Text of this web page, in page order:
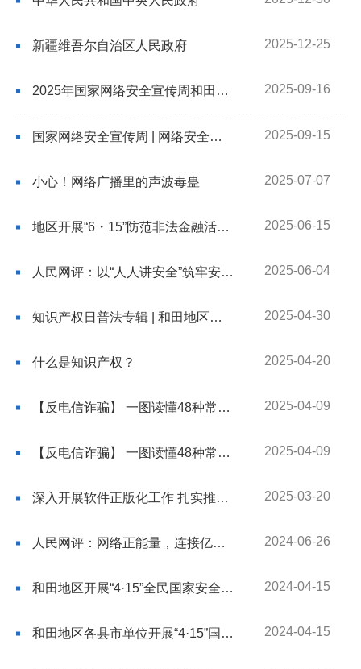
2025-12-25
新疆维吾尔自治区人民政府
2025-09-16
2025年国家网络安全宣传周和田地区宣传活动启动
2025-09-15
国家网络安全宣传周 | 网络安全为人民、网络安全靠人民
2025-07-07
小心！网络广播里的声波毒蛊
2025-06-15
地区开展“6・15”防范非法金融活动集中宣传日活动
2025-06-04
人民网评：以“人人讲安全”筑牢安全防线
2025-04-30
知识产权日普法专辑 | 和田地区多形式开展 “4・26” 世界知识产权日普法宣传活动​
2025-04-20
什么是知识产权？
2025-04-09
【反电信诈骗】 一图读懂48种常见的电信网络诈骗（下篇）
2025-04-09
【反电信诈骗】 一图读懂48种常见的电信网络诈骗（上篇）
2025-03-20
深入开展软件正版化工作 扎实推动高质量发展
2024-06-26
人民网评：网络正能量，连接亿万心灵的桥梁
2024-04-15
和田地区开展“4·15”全民国家安全教育日主题宣传活动
2024-04-15
和田地区各县市单位开展“4·15”国家安全教育日普法宣传活动